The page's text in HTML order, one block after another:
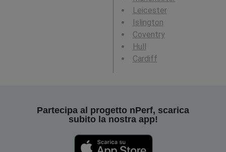
Leicester
Islington
Coventry
Hull
Cardiff
Partecipa al progetto nPerf, scarica
subito la nostra app!